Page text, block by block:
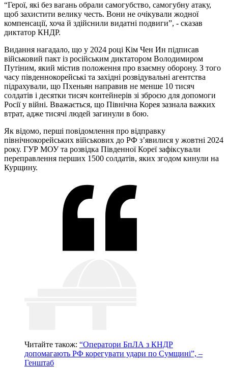
“Герої, які без вагань обрали самогубство, самогубну атаку,
щоб захистити велику честь. Вони не очікували жодної
компенсації, хоча й здійснили видатні подвиги”, - сказав
диктатор КНДР.
Bидання нагадало, що у 2024 році Кім Чен Ин підписав
військовий пакт із російським диктатором Володимиром
Путіним, який містив положення про взаємну оборону. З того
часу південнокорейські та західні розвідувальні агентства
підрахували, що Пхеньян направив не менше 10 тисяч
солдатів і десятки тисяч контейнерів зі зброєю для допомоги
Росії у війні. Вважається, що Північна Корея зазнала важких
втрат, адже тисячі людей загинули в бою.
Як відомо, перші повідомлення про відправку
північнокорейських військових до РФ з’явилися у жовтні 2024
року. ГУР МОУ та розвідка Південної Кореї зафіксували
переправлення перших 1500 солдатів, яких згодом кинули на
Курщину.
Читайте також: “Оператори БпЛА з КНДР
допомагають РФ корегувати удари по Сумщині”, –
Генштаб